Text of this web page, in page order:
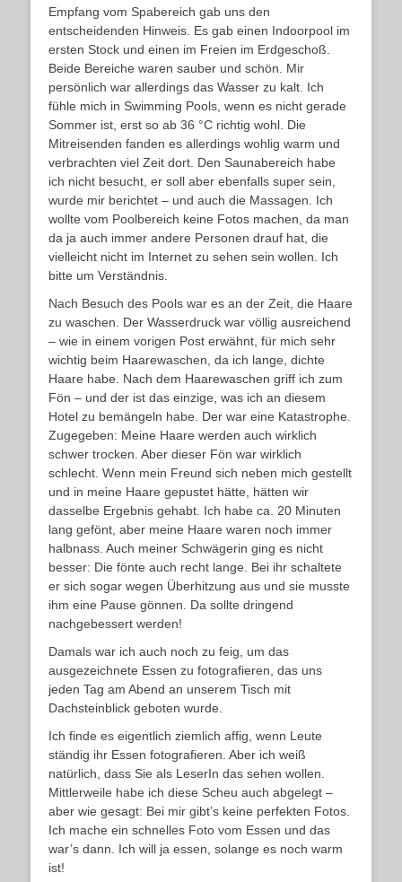
Empfang vom Spabereich gab uns den
entscheidenden Hinweis. Es gab einen Indoorpool im
ersten Stock und einen im Freien im Erdgeschoß.
Beide Bereiche waren sauber und schön. Mir
persönlich war allerdings das Wasser zu kalt. Ich
fühle mich in Swimming Pools, wenn es nicht gerade
Sommer ist, erst so ab 36 °C richtig wohl. Die
Mitreisenden fanden es allerdings wohlig warm und
verbrachten viel Zeit dort. Den Saunabereich habe
ich nicht besucht, er soll aber ebenfalls super sein,
wurde mir berichtet – und auch die Massagen. Ich
wollte vom Poolbereich keine Fotos machen, da man
da ja auch immer andere Personen drauf hat, die
vielleicht nicht im Internet zu sehen sein wollen. Ich
bitte um Verständnis.
Nach Besuch des Pools war es an der Zeit, die Haare
zu waschen. Der Wasserdruck war völlig ausreichend
– wie in einem vorigen Post erwähnt, für mich sehr
wichtig beim Haarewaschen, da ich lange, dichte
Haare habe. Nach dem Haarewaschen griff ich zum
Fön – und der ist das einzige, was ich an diesem
Hotel zu bemängeln habe. Der war eine Katastrophe.
Zugegeben: Meine Haare werden auch wirklich
schwer trocken. Aber dieser Fön war wirklich
schlecht. Wenn mein Freund sich neben mich gestellt
und in meine Haare gepustet hätte, hätten wir
dasselbe Ergebnis gehabt. Ich habe ca. 20 Minuten
lang gefönt, aber meine Haare waren noch immer
halbnass. Auch meiner Schwägerin ging es nicht
besser: Die fönte auch recht lange. Bei ihr schaltete
er sich sogar wegen Überhitzung aus und sie musste
ihm eine Pause gönnen. Da sollte dringend
nachgebessert werden!
Damals war ich auch noch zu feig, um das
ausgezeichnete Essen zu fotografieren, das uns
jeden Tag am Abend an unserem Tisch mit
Dachsteinblick geboten wurde.
Ich finde es eigentlich ziemlich affig, wenn Leute
ständig ihr Essen fotografieren. Aber ich weiß
natürlich, dass Sie als LeserIn das sehen wollen.
Mittlerweile habe ich diese Scheu auch abgelegt –
aber wie gesagt: Bei mir gibt’s keine perfekten Fotos.
Ich mache ein schnelles Foto vom Essen und das
war’s dann. Ich will ja essen, solange es noch warm
ist!